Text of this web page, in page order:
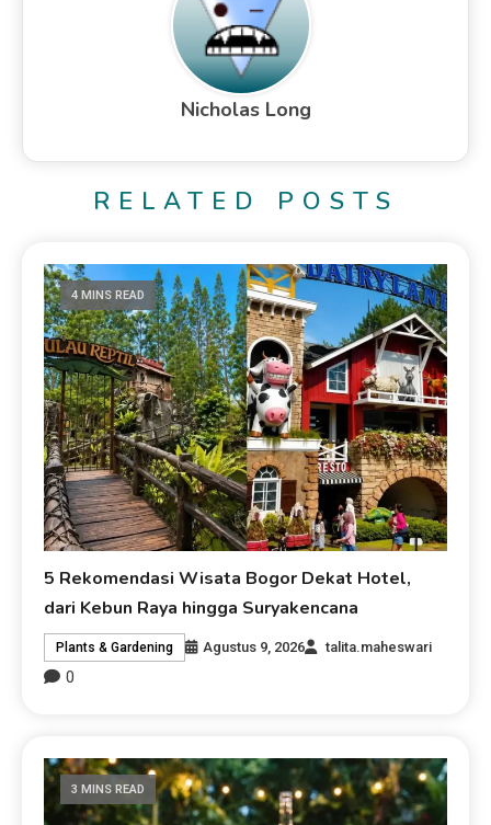
Nicholas Long
RELATED POSTS
4 MINS READ
5 Rekomendasi Wisata Bogor Dekat Hotel,
dari Kebun Raya hingga Suryakencana
Plants & Gardening Agustus 9, 2026 talita.maheswari
0
3 MINS READ